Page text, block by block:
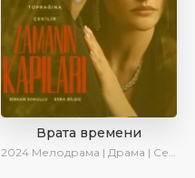
Врата времени
2024 Мелодрама | Драма | Сериалы 2024